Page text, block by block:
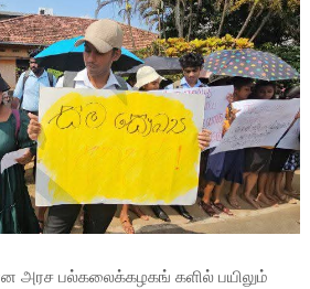
அரசபல்கலைக்கழகங் களில் பயிலும்